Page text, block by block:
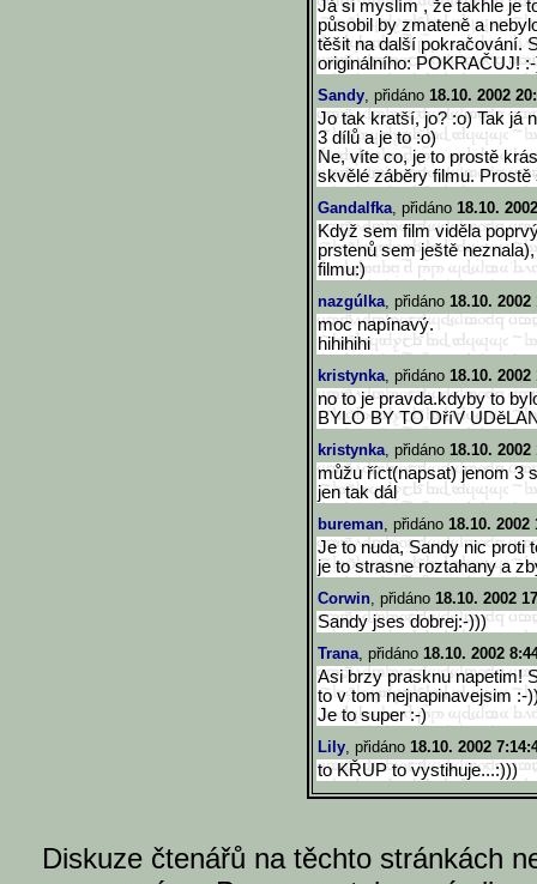
Já si myslím , že takhle je
působil by zmateně a
těšit na další pokračování.
originálního: POKRAČUJ!
Sandy, přidáno 18.10. 2002
Jo tak kratší, jo? :o) Tak já
3 dílů a je to :o)
Ne, víte co, je to prostě
skvělé záběry filmu.
Gandalfka, přidáno 18.10.
Když sem film viděla
prstenů sem ještě
filmu:)
nazgúlka, přidáno 18.10. 2002
moc napínavý.
hihihihi
kristynka, přidáno 18.10. 2002
no to je pravda.kdyby to
BYLO BY TO DříV
kristynka, přidáno 18.10. 2002
můžu říct(napsat) jenom 3
jen tak dál
bureman, přidáno 18.10. 2002
Je to nuda, Sandy nic proti
je to strasne roztahany a
Corwin, přidáno 18.10. 2002
Sandy jses dobrej:-)))
Trana, přidáno 18.10. 2002
Asi brzy prasknu napetim!
to v tom nejnapinavejsim :-
Je to super :-)
Lily, přidáno 18.10. 2002
to KŘUP to vystihuje...:)))
Diskuze čtenářů na těchto stránkách